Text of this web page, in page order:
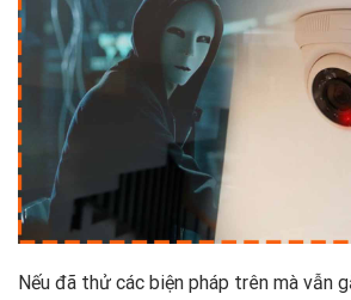
Nếu đã thử các biện pháp trên mà vẫn